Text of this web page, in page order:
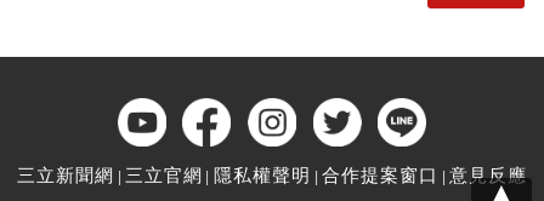
三立新聞網 三立官網 隱私權聲明 合作提案窗口 意見反應
▲